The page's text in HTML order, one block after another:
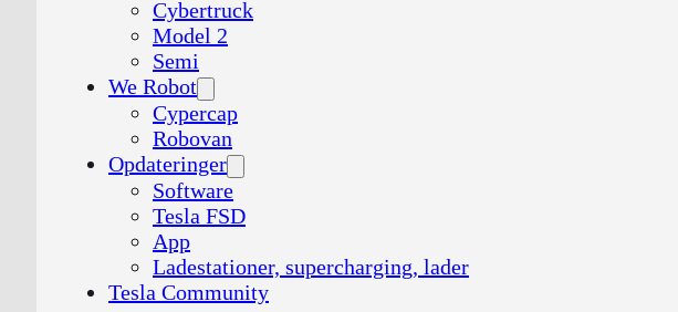
Cybertruck
Model 2
Semi
We Robot
Cypercap
Robovan
Opdateringer
Software
Tesla FSD
App
Ladestationer, supercharging, lader
Tesla Community